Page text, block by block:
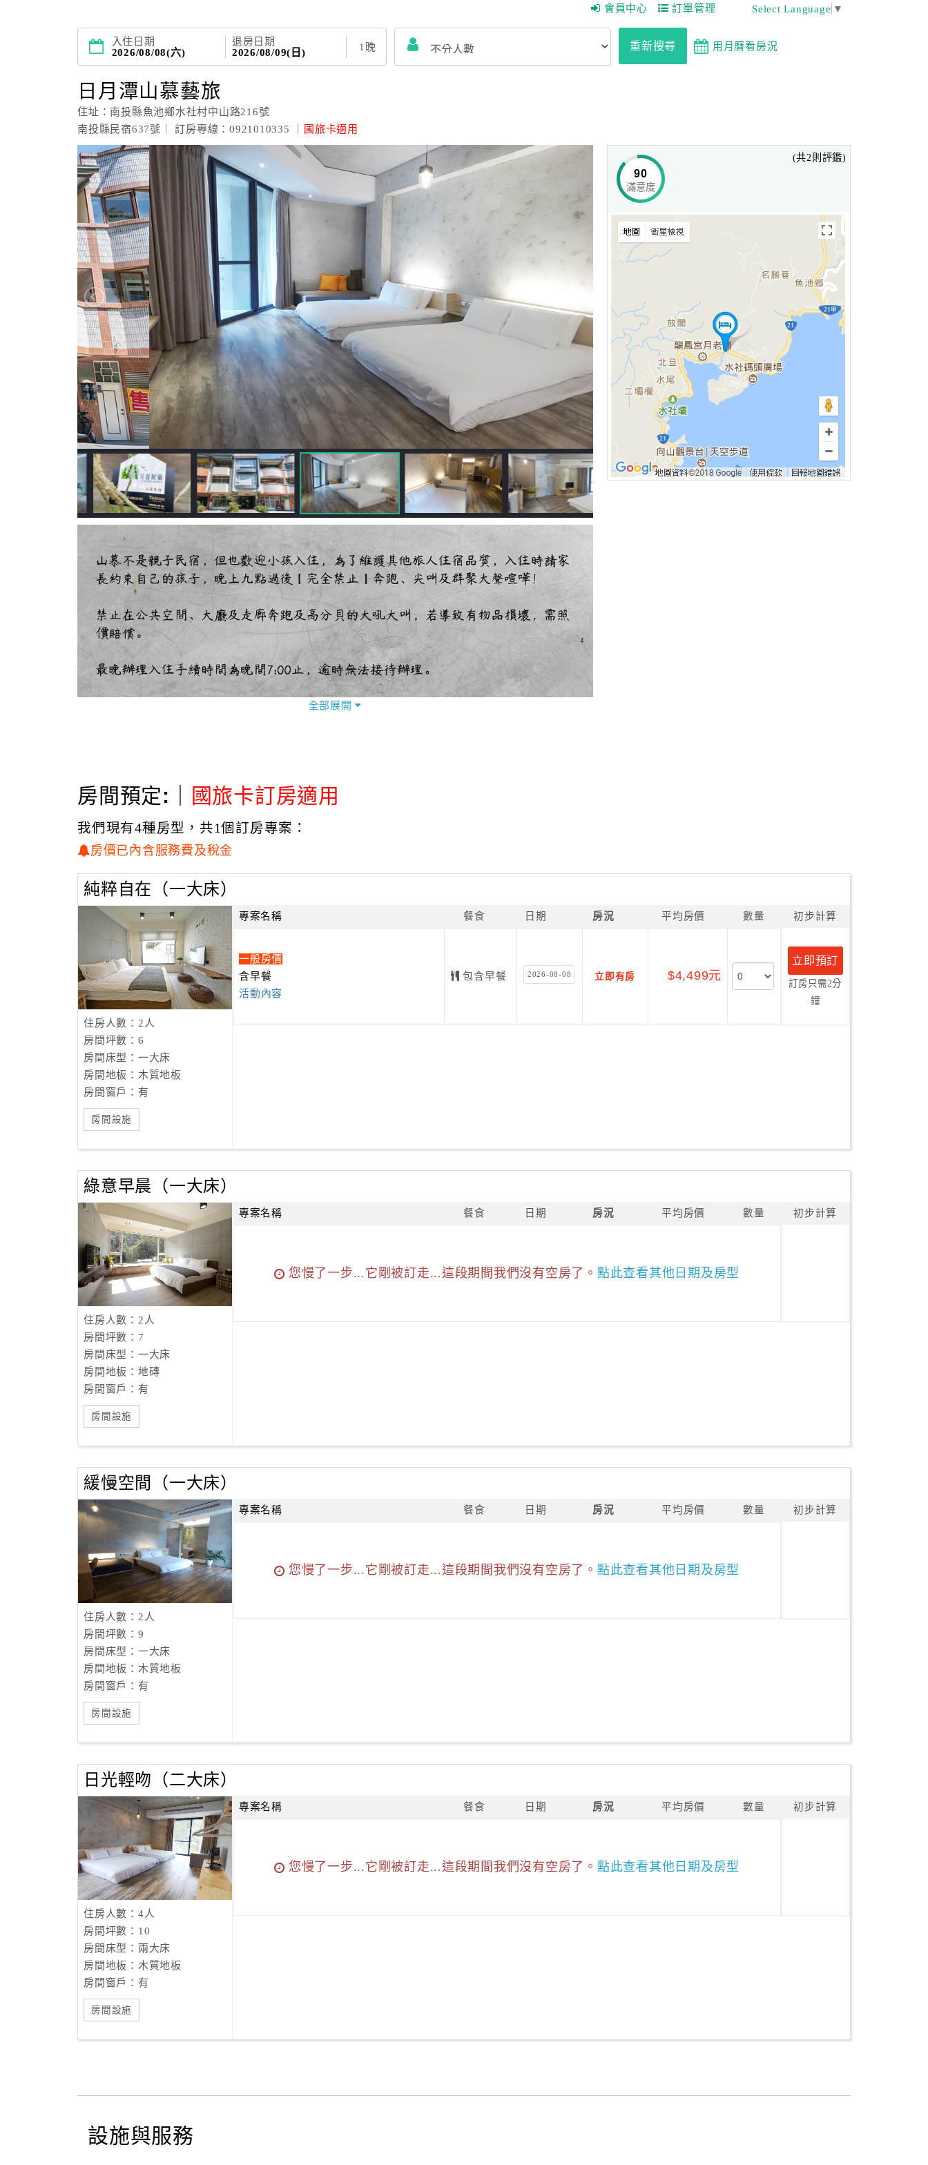
會員中心 訂單管理 Select Language ▼
入住日期
2026/08/08(六)
退房日期
2026/08/09(日)
1 晚 重新搜尋 用月曆看房況
日月潭山慕藝旅
住址：南投縣魚池鄉水社村中山路216號
南投縣民宿637號｜ 訂房專線：0921010335 ｜
國旅卡適用
慕日月、離塵囂，宿一夜山水之藝旅
散浥於日月失蹤的清晨，漣漪泛在湖澗，
走進綠林深處，遙望山色，光慢慢撥開霧，
忽醒於日月潭水社碼頭邊的大街—山慕民宿，
以泥灰清水模低調佇於常景，
輕描著假期的山水與愜意。
靜謐清水模藝境、
富有綠意的簡約房型、
禮獻嚴選精品洗沐用品、
藝術饗宴般的早點、
鄰近日月潭水社碼頭。
山水依傍，慕名八方；藝蘊於禪，旅賓如歸。
全部展開
90
滿意度
(共2則評鑑)
房間預定:｜ 國旅卡訂房適用
我們現有4種房型，共1個訂房專案：
房價已內含服務費及稅金
純粹自在（一大床）
住房人數：2人
房間坪數：6
房間床型：一大床
房間地板：木質地板
房間窗戶：有
房間設施
專案名稱 餐食 日期 房況 平均房價 數量 初步計算
一般房價
含早餐
活動內容
包含早餐 2026-08-08 立即有房 $4,499元
立即預訂
訂房只需2分
鐘
綠意早晨（一大床）
住房人數：2人
房間坪數：7
房間床型：一大床
房間地板：地磚
房間窗戶：有
房間設施
專案名稱 餐食 日期 房況 平均房價 數量 初步計算
您慢了一步...它剛被訂走...這段期間我們沒有空房了。 點此查看其他日期及房型
緩慢空間（一大床）
住房人數：2人
房間坪數：9
房間床型：一大床
房間地板：木質地板
房間窗戶：有
房間設施
專案名稱 餐食 日期 房況 平均房價 數量 初步計算
您慢了一步...它剛被訂走...這段期間我們沒有空房了。 點此查看其他日期及房型
日光輕吻（二大床）
住房人數：4人
房間坪數：10
房間床型：兩大床
房間地板：木質地板
房間窗戶：有
房間設施
專案名稱 餐食 日期 房況 平均房價 數量 初步計算
您慢了一步...它剛被訂走...這段期間我們沒有空房了。 點此查看其他日期及房型
設施與服務